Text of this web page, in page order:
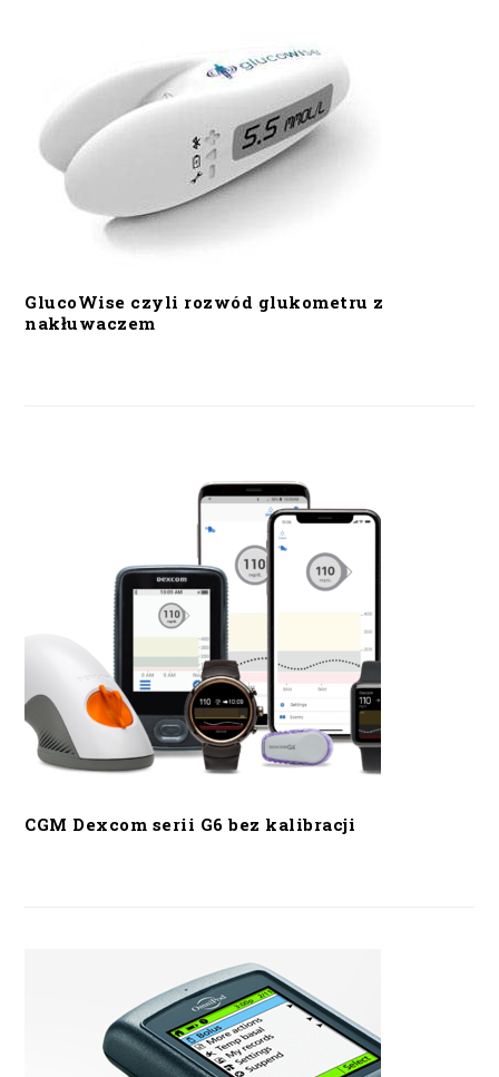
GlucoWise czyli rozwód glukometru z
nakłuwaczem
CGM Dexcom serii G6 bez kalibracji